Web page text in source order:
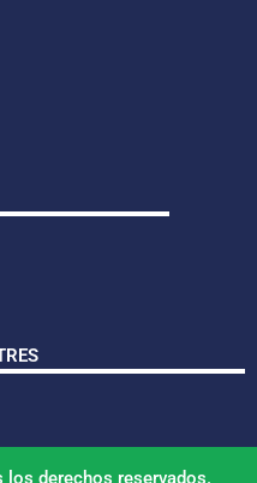
derechos reservados.